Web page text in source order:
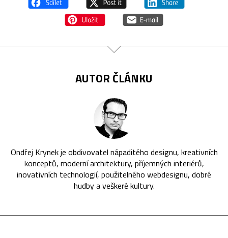
AUTOR ČLÁNKU
Ondřej Krynek je obdivovatel nápaditého designu, kreativních
konceptů, moderní architektury, příjemných interiérů,
inovativních technologií, použitelného webdesignu, dobré
hudby a veškeré kultury.